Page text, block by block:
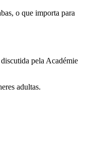
o que importa para
pela Académie
adultas.